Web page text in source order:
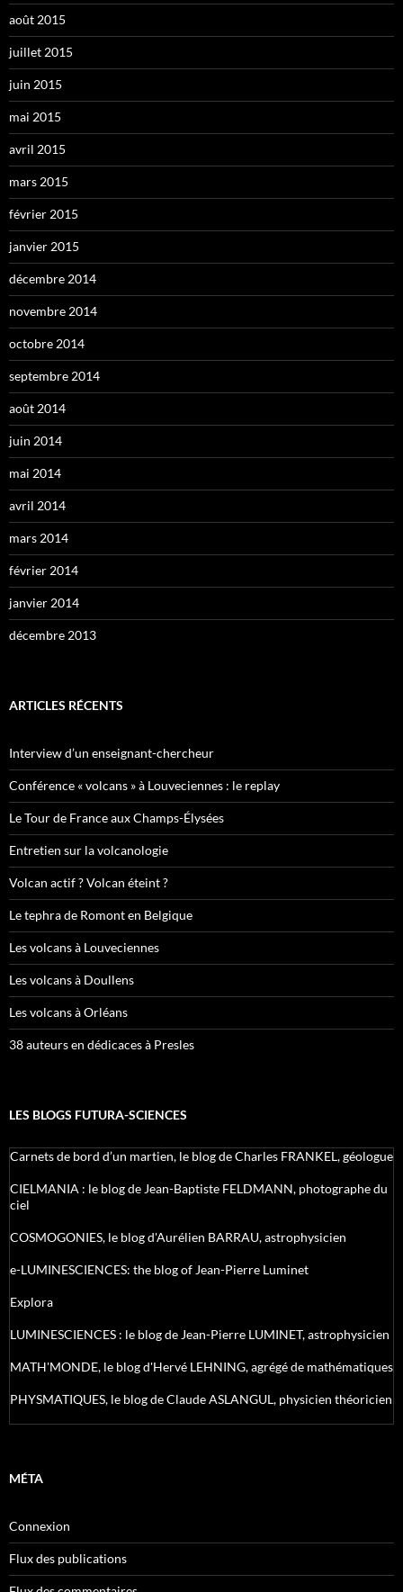
août 2015
juillet 2015
juin 2015
mai 2015
avril 2015
mars 2015
février 2015
janvier 2015
décembre 2014
novembre 2014
octobre 2014
septembre 2014
août 2014
juin 2014
mai 2014
avril 2014
mars 2014
février 2014
janvier 2014
décembre 2013
ARTICLES RÉCENTS
Interview d’un enseignant-chercheur
Conférence « volcans » à Louveciennes : le replay
Le Tour de France aux Champs-Élysées
Entretien sur la volcanologie
Volcan actif ? Volcan éteint ?
Le tephra de Romont en Belgique
Les volcans à Louveciennes
Les volcans à Doullens
Les volcans à Orléans
38 auteurs en dédicaces à Presles
LES BLOGS FUTURA-SCIENCES
Carnets de bord d’un martien, le blog de Charles FRANKEL, géologue
CIELMANIA : le blog de Jean-Baptiste FELDMANN, photographe du
ciel
COSMOGONIES, le blog d'Aurélien BARRAU, astrophysicien
e-LUMINESCIENCES: the blog of Jean-Pierre Luminet
Explora
LUMINESCIENCES : le blog de Jean-Pierre LUMINET, astrophysicien
MATH'MONDE, le blog d'Hervé LEHNING, agrégé de mathématiques
PHYSMATIQUES, le blog de Claude ASLANGUL, physicien théoricien
MÉTA
Connexion
Flux des publications